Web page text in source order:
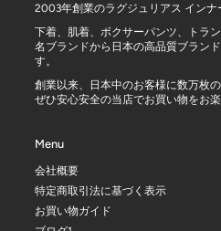
2003年創業のラグジュリアス インナ
下着、肌着、ボクサーパンツ、トラ
名ブランドから日本の高品質ブラン
す。
創業以来、日本中のお客様に数万枚
ぜひ安心安全の当店でお買い物をお楽
Menu
会社概要
特定商取引法に基づく表示
お買い物ガイド